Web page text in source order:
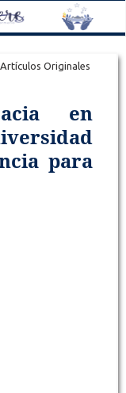
Artículos Originales
en
para